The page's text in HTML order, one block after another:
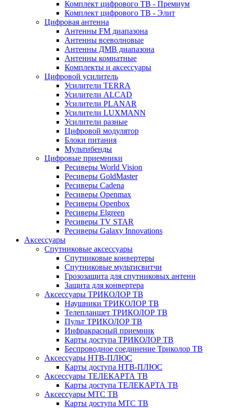
Комплект цифрового ТВ - Премиум
Комплект цифрового ТВ - Элит
Цифровая антенна
Антенны FM диапазона
Антенны всеволновые
Антенны ДМВ диапазона
Антенны комнатные
Комплекты и аксессуары
Цифровой усилитель
Усилители TERRA
Усилители ALCAD
Усилители PLANAR
Усилители LUXMANN
Усилители разные
Цифровой модулятор
Блоки питания
Мультибенды
Цифровые приемники
Ресиверы World Vision
Ресиверы GoldMaster
Ресиверы Cadena
Ресиверы Openmax
Ресиверы Openbox
Ресиверы Elgreen
Ресиверы TV STAR
Ресиверы Galaxy Innovations
Аксессуары
Спутниковые аксессуары
Спутниковые конвертеры
Спутниковые мультисвитчи
Грозозащита для спутниковых антенн
Защита для конвертера
Аксессуары ТРИКОЛОР ТВ
Наушники ТРИКОЛОР ТВ
Телепланшет ТРИКОЛОР ТВ
Пульт ТРИКОЛОР ТВ
Инфракрасный приемник
Карты доступа ТРИКОЛОР ТВ
Беспроводное соединение Триколор ТВ
Аксессуары НТВ-ПЛЮС
Карты доступа НТВ-ПЛЮС
Аксессуары ТЕЛЕКАРТА ТВ
Карты доступа ТЕЛЕКАРТА ТВ
Аксессуары МТС ТВ
Карты доступа МТС ТВ